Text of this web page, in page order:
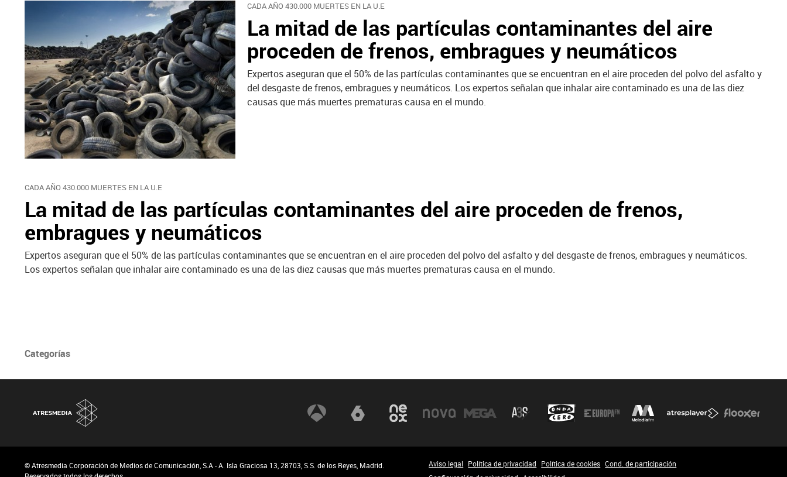
CADA AÑO 430.000 MUERTES EN LA U.E
La mitad de las partículas contaminantes del aire
proceden de frenos, embragues y neumáticos
Expertos aseguran que el 50% de las partículas contaminantes que se encuentran en el aire proceden del polvo del asfalto y
del desgaste de frenos, embragues y neumáticos. Los expertos señalan que inhalar aire contaminado es una de las diez
causas que más muertes prematuras causa en el mundo.
CADA AÑO 430.000 MUERTES EN LA U.E
La mitad de las partículas contaminantes del aire proceden de frenos,
embragues y neumáticos
Expertos aseguran que el 50% de las partículas contaminantes que se encuentran en el aire proceden del polvo del asfalto y del desgaste de frenos, embragues y neumáticos.
Los expertos señalan que inhalar aire contaminado es una de las diez causas que más muertes prematuras causa en el mundo.
Categorías
© Atresmedia Corporación de Medios de Comunicación, S.A - A. Isla Graciosa 13, 28703, S.S. de los Reyes, Madrid.
Aviso legal Política de privacidad Política de cookies Cond. de participación